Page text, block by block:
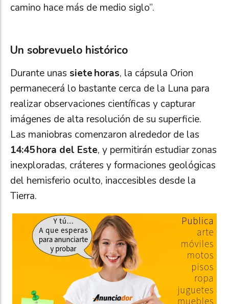
camino hace más de medio siglo”.
Un sobrevuelo histórico
Durante unas siete horas, la cápsula Orion
permanecerá lo bastante cerca de la Luna para
realizar observaciones científicas y capturar
imágenes de alta resolución de su superficie.
Las maniobras comenzaron alrededor de las
14:45 hora del Este, y permitirán estudiar zonas
inexploradas, cráteres y formaciones geológicas
del hemisferio oculto, inaccesibles desde la
Tierra.